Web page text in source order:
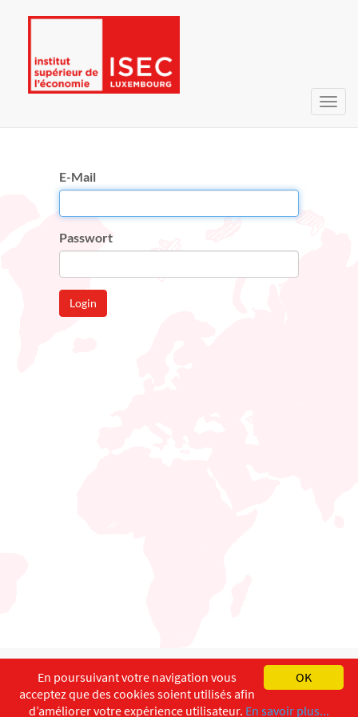
E-Mail
Passwort
Login
English Français
Copyright ©ISEC-AdW Impressum
OK
En poursuivant votre navigation vous
acceptez que des cookies soient utilisés afin
d’améliorer votre expérience utilisateur. En savoir plus...